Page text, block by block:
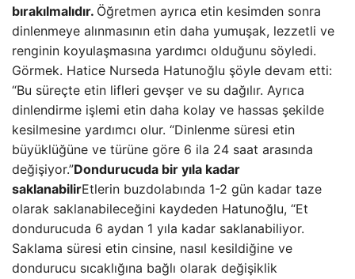
bırakılmalıdır. Öğretmen ayrıca etin kesimden sonra
dinlenmeye alınmasının etin daha yumuşak, lezzetli ve
renginin koyulaşmasına yardımcı olduğunu söyledi.
Görmek. Hatice Nurseda Hatunoğlu şöyle devam etti:
“Bu süreçte etin lifleri gevşer ve su dağılır. Ayrıca
dinlendirme işlemi etin daha kolay ve hassas şekilde
kesilmesine yardımcı olur. “Dinlenme süresi etin
büyüklüğüne ve türüne göre 6 ila 24 saat arasında
değişiyor.”Dondurucuda bir yıla kadar
saklanabilirEtlerin buzdolabında 1-2 gün kadar taze
olarak saklanabileceğini kaydeden Hatunoğlu, “Et
dondurucuda 6 aydan 1 yıla kadar saklanabiliyor.
Saklama süresi etin cinsine, nasıl kesildiğine ve
dondurucu sıcaklığına bağlı olarak değişiklik